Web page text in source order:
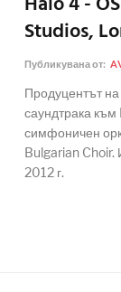
Studios,
Публикувана от:
Продуцентът
саундтрака
симфоничен
Bulgarian Choir.
2012 г.